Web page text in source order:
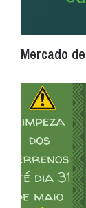
Mercado